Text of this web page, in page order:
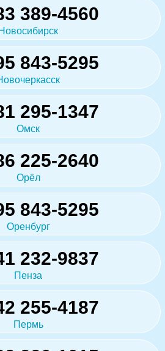
389-4560
Новосибирск
843-5295
295-1347
Омск
225-2640
Орёл
843-5295
Оренбург
232-9837
Пенза
255-4187
Пермь